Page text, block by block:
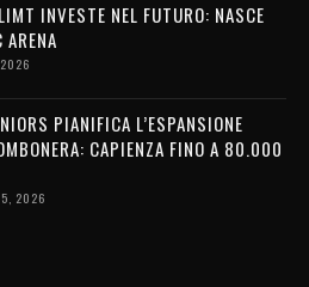
INVESTE NEL FUTURO: NASCE
ARENA
PIANIFICA L’ESPANSIONE
CAPIENZA FINO A 80.000
2026